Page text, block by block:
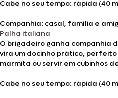
Cabe no seu tempo: rápida (40
Companhia: casal, família e
Palha italiana
O brigadeiro ganha companhia
vira um docinho prático,
marmita ou servir em cubinhos
Cabe no seu tempo: rápida (40